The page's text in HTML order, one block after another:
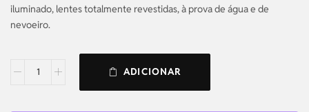
iluminado, lentes totalmente revestidas, à prova de água e de
nevoeiro.
ADICIONAR